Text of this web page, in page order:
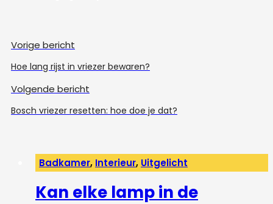
Vorige bericht
Hoe lang rijst in vriezer bewaren?
Volgende bericht
Bosch vriezer resetten: hoe doe je dat?
Badkamer, Interieur, Uitgelicht
Kan elke lamp in de